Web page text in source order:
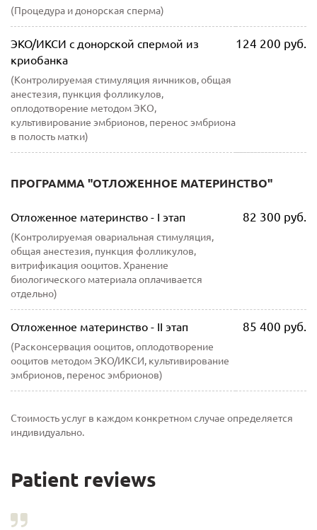
(Процедура и донорская сперма)
ЭКО/ИКСИ с донорской спермой из
криобанка
(Контролируемая стимуляция яичников, общая
анестезия, пункция фолликулов,
оплодотворение методом ЭКО,
культивирование эмбрионов, перенос эмбриона
в полость матки)
124 200 руб.
ПРОГРАММА "ОТЛОЖЕННОЕ МАТЕРИНСТВО"
Отложенное материнство - I этап
(Контролируемая овариальная стимуляция,
общая анестезия, пункция фолликулов,
витрификация ооцитов. Хранение
биологического материала оплачивается
отдельно)
82 300 руб.
Отложенное материнство - II этап
(Расконсервация ооцитов, оплодотворение
ооцитов методом ЭКО/ИКСИ, культивирование
эмбрионов, перенос эмбрионов)
85 400 руб.
Стоимость услуг в каждом конкретном случае определяется
индивидуально.
Patient reviews